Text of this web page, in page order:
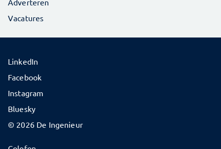
Adverteren
Vacatures
© 2026 De Ingenieur
LinkedIn
Facebook
Instagram
Bluesky